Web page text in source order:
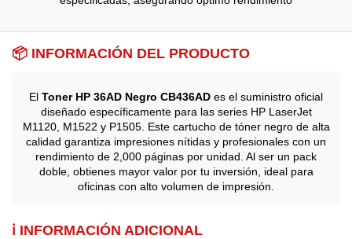
📦 INFORMACIÓN DEL PRODUCTO
El Toner HP 36AD Negro CB436AD es el suministro oficial
diseñado específicamente para las series HP LaserJet
M1120, M1522 y P1505. Este cartucho de tóner negro de alta
calidad garantiza impresiones nítidas y profesionales con un
rendimiento de 2,000 páginas por unidad. Al ser un pack
doble, obtienes mayor valor por tu inversión, ideal para
oficinas con alto volumen de impresión.
ℹ️ INFORMACIÓN ADICIONAL